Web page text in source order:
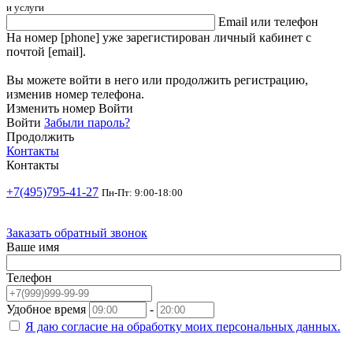
и услуги
Email или телефон
На номер [phone] уже зарегистирован личный кабинет с
почтой [email].
Вы можете войти в него или продолжить регистрацию,
изменив номер телефона.
Изменить номер Войти
Войти Забыли пароль?
Продолжить
Контакты
Контакты
+7(495)795-41-27 Пн-Пт: 9:00-18:00
Заказать обратный звонок
Ваше имя
Телефон
Удобное время
-
Я даю согласие на обработку моих персональных данных.